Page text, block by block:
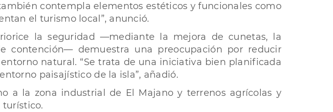
contempla elementos estéticos y funcionales como
el turismo local”, anunció.
la seguridad —mediante la mejora de cunetas, la
contención— demuestra una preocupación por reducir
natural. “Se trata de una iniciativa bien planificada
paisajístico de la isla”, añadió.
a la zona industrial de El Majano y terrenos agrícolas y
turístico.